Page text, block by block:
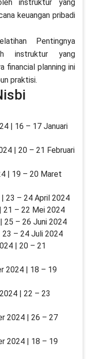
instruktur yang
keuangan pribadi
Pentingnya
instruktur yang
financial planning ini
praktisi.
| 16 – 17 Januari
| 20 – 21 Februari
| 19 – 20 Maret
23 – 24 April 2024
21 – 22 Mei 2024
25 – 26 Juni 2024
23 – 24 Juli 2024
| 20 – 21
2024 | 18 – 19
| 22 – 23
2024 | 26 – 27
2024 | 18 – 19